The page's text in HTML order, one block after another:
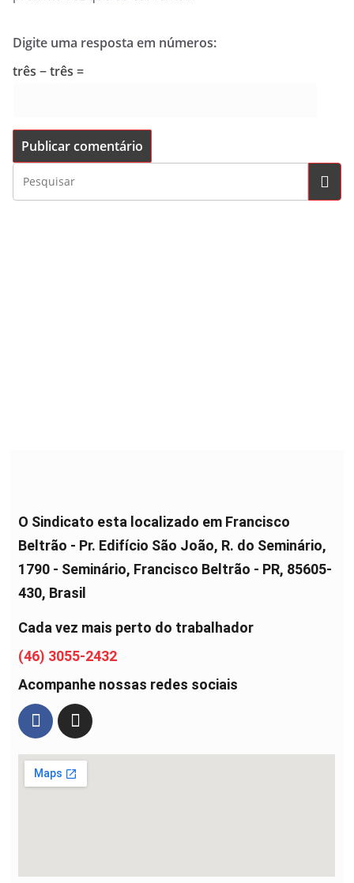
Digite uma resposta em números:
três − três =
O Sindicato esta localizado em Francisco
Beltrão - Pr. Edifício São João, R. do Seminário,
1790 - Seminário, Francisco Beltrão - PR, 85605-
430, Brasil
Cada vez mais perto do trabalhador
(46) 3055-2432
Acompanhe nossas redes sociais